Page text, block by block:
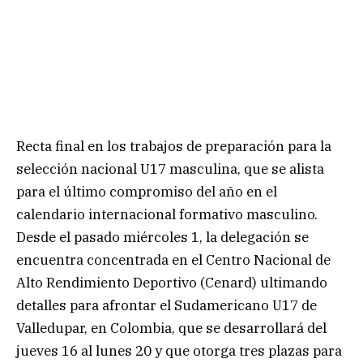
Recta final en los trabajos de preparación para la
selección nacional U17 masculina, que se alista
para el último compromiso del año en el
calendario internacional formativo masculino.
Desde el pasado miércoles 1, la delegación se
encuentra concentrada en el Centro Nacional de
Alto Rendimiento Deportivo (Cenard) ultimando
detalles para afrontar el Sudamericano U17 de
Valledupar, en Colombia, que se desarrollará del
jueves 16 al lunes 20 y que otorga tres plazas para